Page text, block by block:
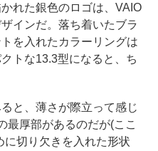
れた銀色のロゴは、VAIO
インだ。落ち着いたブラ
を入れたカラーリングは
トな13.3型になると、ち
と、薄さが際立って感じ
最厚部があるのだが(ここ
に切り欠きを入れた形状